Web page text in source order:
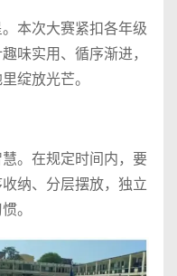
本次大赛紧扣各年级
味实用、循序渐进，
绽放光芒。
。在规定时间内，要
纳、分层摆放，独立
。